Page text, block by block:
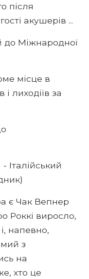
після
акушерів ...
до Міжнародної
місце в
лиходіїв за
Італійський
є Чак Вепнер
Роккі виросло,
напевно,
з
на
хто це